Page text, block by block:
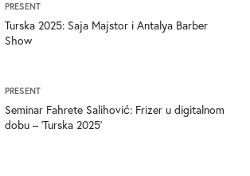
PRESENT
Turska 2025: Saja Majstor i Antalya Barber
Show
PRESENT
Seminar Fahrete Salihović: Frizer u digitalnom
dobu – ‘Turska 2025’